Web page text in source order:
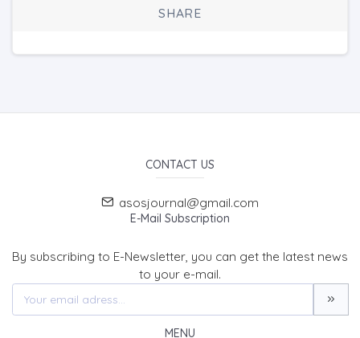
SHARE
CONTACT US
asosjournal@gmail.com
E-Mail Subscription
By subscribing to E-Newsletter, you can get the latest news
to your e-mail.
MENU